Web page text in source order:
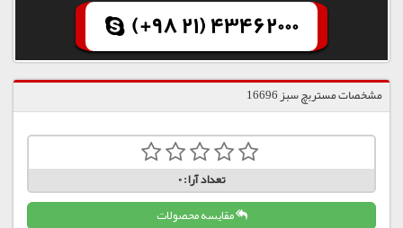
(+98 21) 43462000
مشخصات مستربچ سبز 16696
تعداد آرا:0
مقایسه محصولات